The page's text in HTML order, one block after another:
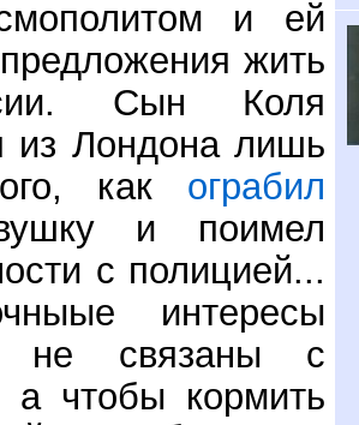
и ей
жить
Сын Коля
из Лондона лишь
как ограбил
и поимел
с полицией...
интересы
не связаны с
а чтобы кормить